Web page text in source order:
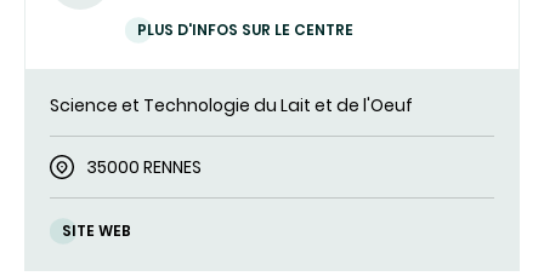
PLUS D'INFOS SUR LE CENTRE
Science et Technologie du Lait et de l'Oeuf
35000 RENNES
SITE WEB